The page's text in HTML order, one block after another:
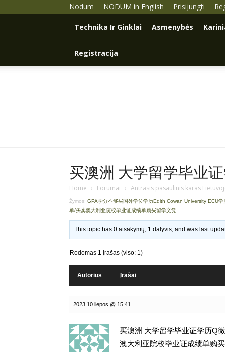
Nodum NODUM in English Prisijungti
Technika Ir Ginklai Asmenybės
Registracija
买澳洲 大学留学毕业
Home › Forumai › Antrasis pasaulinis karas
Žymos: GPA学分不够买国外学位学历Edith Cowan University ECU学
单/买卖澳大利亚院校毕业证成绩单购买留学文凭
This topic has 0 atsakymų, 1 dalyvis, and was last
Rodomas 1 įrašas (viso: 1)
Autorius Įrašai
2023 10 liepos @ 15:41
买澳洲 大学留学毕业证学历Q
澳大利亚院校毕业证成绩单购